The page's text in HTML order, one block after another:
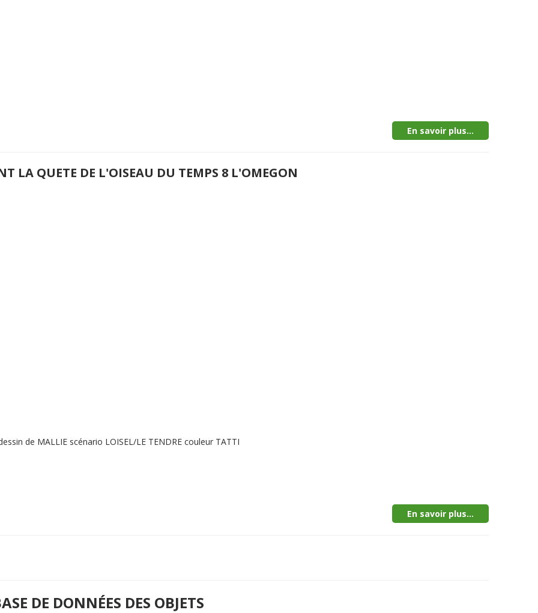
En savoir plus...
LA QUETE DE L'OISEAU DU TEMPS 8 L'OMEGON
de MALLIE scénario LOISEL/LE TENDRE couleur TATTI
En savoir plus...
DE DONNÉES DES OBJETS